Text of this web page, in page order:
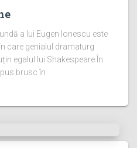
a lui Eugen Ionescu este
care genialul dramaturg
egalul lui Shakespeare.În
brusc în